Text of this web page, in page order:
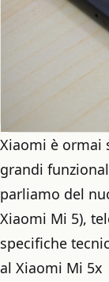
Xiaomi è ormai
grandi
parliamo del
Xiaomi Mi 5),
specifiche
al Xiaomi Mi 5x